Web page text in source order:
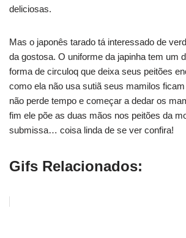
deliciosas.
Mas o japonês tarado tá interessado de
da gostosa. O uniforme da japinha tem um
forma de circuloq que deixa seus peitões
como ela não usa sutiã seus mamilos
não perde tempo e começar a dedar os
fim ele põe as duas mãos nos peitões da
submissa… coisa linda de se ver confira!
Gifs Relacionados: